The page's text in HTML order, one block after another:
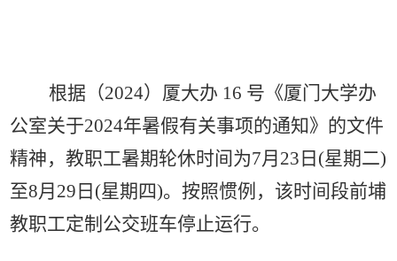
根据（2024）厦大办 16 号《厦门大学办
公室关于2024年暑假有关事项的通知》的文件
精神，教职工暑期轮休时间为7月23日(星期二)
至8月29日(星期四)。按照惯例，该时间段前埔
教职工定制公交班车停止运行。